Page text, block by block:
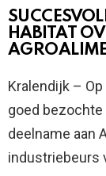
HABITAT
Kralendijk –
goed
deelname aan
industriebeurs